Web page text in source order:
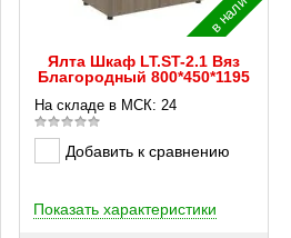
Ялта Шкаф LT.ST-2.1 Вяз
Благородный 800*450*1195
На складе в МСК: 24
Добавить к сравнению
Показать характеристики